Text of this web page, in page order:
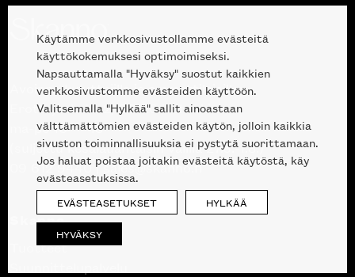
Avoinna kuluttajille ja ammattilaisille:
Erottajankatu 2, 00120 Helsinki
ma-pe 10 — 18
(suljettu kesälauantaisin välillä 27.6.-1.8.)
09 612 9440 |sales@skanno.fi
Skanno
Tuotteet
Käytämme verkkosivustollamme evästeitä
käyttökokemuksesi optimoimiseksi.
Napsauttamalla "Hyväksy" suostut kaikkien
verkkosivustomme evästeiden käyttöön.
Valitsemalla "Hylkää" sallit ainoastaan
välttämättömien evästeiden käytön, jolloin kaikkia
sivuston toiminnallisuuksia ei pystytä suorittamaan.
Jos haluat poistaa joitakin evästeitä käytöstä, käy
evästeasetuksissa.
EVÄSTEASETUKSET HYLKÄÄ
HYVÄKSY